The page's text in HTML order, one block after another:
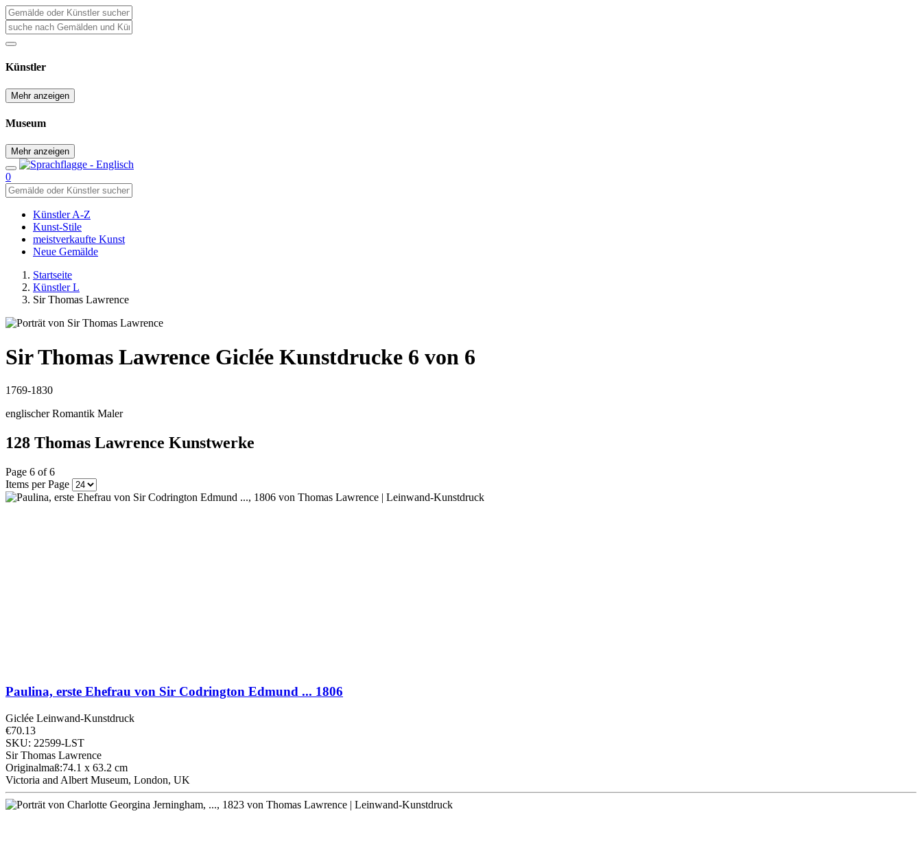
Künstler
Mehr anzeigen
Museum
Mehr anzeigen
0
Künstler A-Z
Kunst-Stile
meistverkaufte Kunst
Neue Gemälde
Startseite
Künstler L
Sir Thomas Lawrence
Sir Thomas Lawrence Giclée Kunstdrucke 6 von 6
1769-1830
englischer Romantik Maler
128 Thomas Lawrence Kunstwerke
Page 6 of 6
Items per Page
Paulina, erste Ehefrau von Sir Codrington Edmund ... 1806
Giclée Leinwand-Kunstdruck
€70.13
SKU: 22599-LST
Sir Thomas Lawrence
Originalmaß:74.1 x 63.2 cm
Victoria and Albert Museum, London, UK